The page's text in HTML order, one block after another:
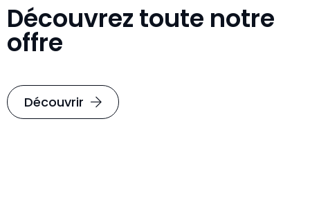
Découvrez toute notre
offre
Découvrir